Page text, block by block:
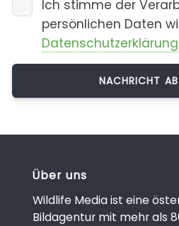
Ich stimme der
persönlichen Daten
Datenschutzerklärung
Über uns
Wildlife Media ist eine
Bildagentur mit mehr als